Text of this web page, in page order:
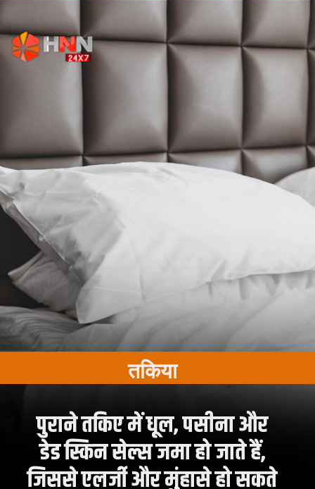
पुराने तकिए में धूल, पसीना और
डेड स्किन सेल्स जमा हो जाते हैं,
जिससे एलर्जी और मुंहासे हो सकते
तकिया